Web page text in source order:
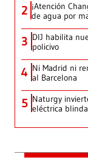
2 ¡Atención
de agua por
3 DIJ habilita
policivo
4 Ni Madrid ni
al Barcelona
5 Naturgy
eléctrica